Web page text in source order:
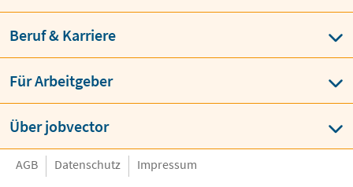
Beruf & Karriere
Für Arbeitgeber
Über jobvector
AGB Datenschutz Impressum